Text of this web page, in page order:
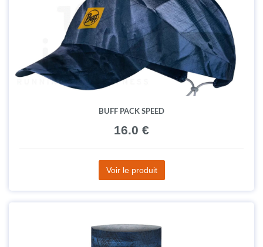
BUFF PACK SPEED
16.0 €
Voir le produit